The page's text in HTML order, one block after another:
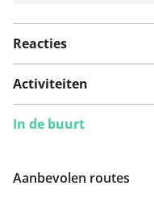
Reacties
Activiteiten
In de buurt
Aanbevolen routes